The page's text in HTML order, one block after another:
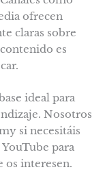
ofrecen
claras sobre
es
ideal para
Nosotros
si necesitáis
para
os interesen.